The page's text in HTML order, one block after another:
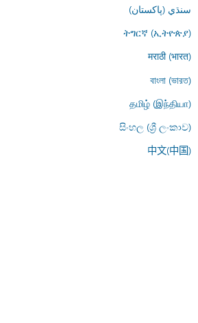
سنڌي (پاکستان)
ትግርኛ (ኢትዮጵያ)
मराठी (भारत)
বাংলা (ভারত)
தமிழ் (இந்தியா)
සිංහල (ශ්‍රී ලංකාව)
中文(中国)